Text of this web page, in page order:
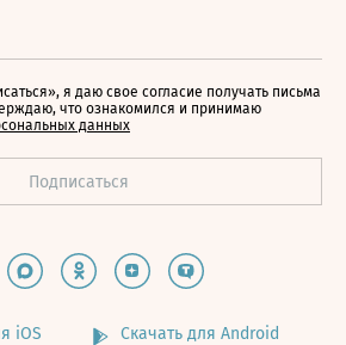
я даю свое согласие получать письма
что ознакомился и принимаю
данных
iOS Скачать для Android